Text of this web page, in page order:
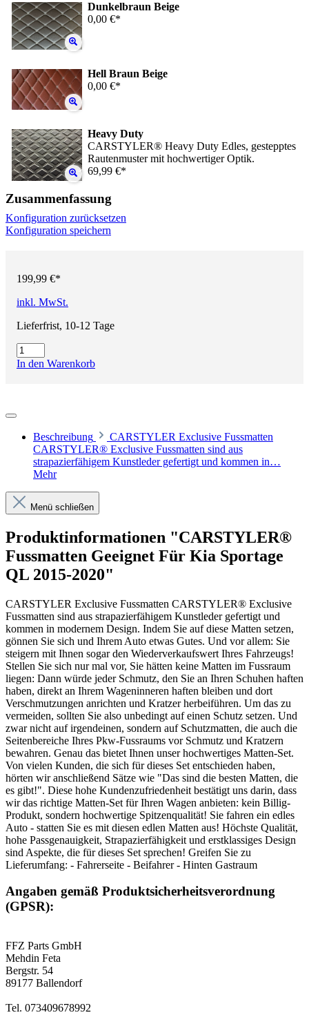
Dunkelbraun Beige
0,00 €*
Hell Braun Beige
0,00 €*
Heavy Duty
CARSTYLER® Heavy Duty Edles, gestepptes
Rautenmuster mit hochwertiger Optik.
69,99 €*
Zusammenfassung
Konfiguration zurücksetzen
Konfiguration speichern
199,99 €*
inkl. MwSt.
Lieferfrist, 10-12 Tage
In den Warenkorb
Beschreibung
CARSTYLER Exclusive Fussmatten
CARSTYLER® Exclusive Fussmatten sind aus
strapazierfähigem Kunstleder gefertigt und kommen in…
Mehr
Menü schließen
Produktinformationen "CARSTYLER®
Fussmatten Geeignet Für Kia Sportage
QL 2015-2020"
CARSTYLER Exclusive Fussmatten CARSTYLER® Exclusive
Fussmatten sind aus strapazierfähigem Kunstleder gefertigt und
kommen in modernem Design. Indem Sie auf diese Matten setzen,
gönnen Sie sich und Ihrem Auto etwas Gutes. Und vor allem: Sie
steigern mit Ihnen sogar den Wiederverkaufswert Ihres Fahrzeugs!
Stellen Sie sich nur mal vor, Sie hätten keine Matten im Fussraum
liegen: Dann würde jeder Schmutz, den Sie an Ihren Schuhen haften
haben, direkt an Ihrem Wageninneren haften bleiben und dort
Verschmutzungen anrichten und Kratzer herbeiführen. Um das zu
vermeiden, sollten Sie also unbedingt auf einen Schutz setzen. Und
zwar nicht auf irgendeinen, sondern auf Schutzmatten, die auch die
Seitenbereiche Ihres Pkw-Fussraums vor Schmutz und Kratzern
bewahren. Genau das bietet Ihnen unser hochwertiges Matten-Set.
Von vielen Kunden, die sich für dieses Set entschieden haben,
hörten wir anschließend Sätze wie "Das sind die besten Matten, die
es gibt!". Diese hohe Kundenzufriedenheit bestätigt uns darin, dass
wir das richtige Matten-Set für Ihren Wagen anbieten: kein Billig-
Produkt, sondern hochwertige Spitzenqualität! Sie fahren ein edles
Auto - statten Sie es mit diesen edlen Matten aus! Höchste Qualität,
hohe Passgenauigkeit, Strapazierfähigkeit und erstklassiges Design
sind Aspekte, die für dieses Set sprechen! Greifen Sie zu
Lieferumfang: - Fahrerseite - Beifahrer - Hinten Gastraum
Angaben gemäß Produktsicherheitsverordnung
(GPSR):
FFZ Parts GmbH
Mehdin Feta
Bergstr. 54
89177 Ballendorf
Tel. 073409678992